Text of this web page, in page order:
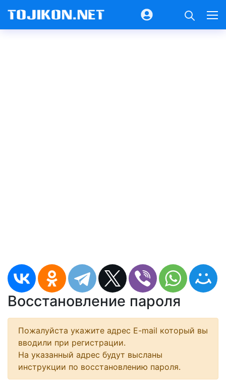
Восстановление пароля
Пожалуйста укажите адрес E-mail который вы
вводили при регистрации.
На указанный адрес будут высланы
инструкции по восстановлению пароля.